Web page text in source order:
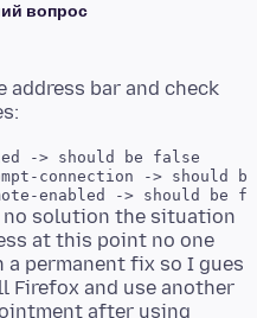
вопрос
bar and check
-> should be false
connection -> should
no solution the situation
at this point no one
permanent fix so I gues
Firefox and use another
after using